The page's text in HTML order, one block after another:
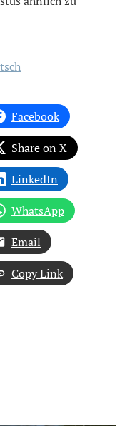
Facebook
Share on X
LinkedIn
WhatsApp
Email
Copy Link